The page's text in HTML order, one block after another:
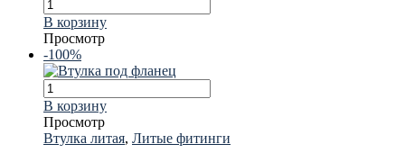
В корзину
Просмотр
-100%
В корзину
Просмотр
Втулка литая, Литые фитинги